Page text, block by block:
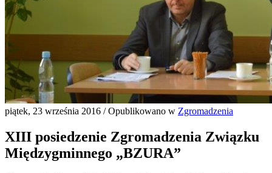
piątek, 23 września 2016 /Opublikowano w Zgromadzenia
XIII posiedzenie Zgromadzenia Związku
Międzygminnego „BZURA”